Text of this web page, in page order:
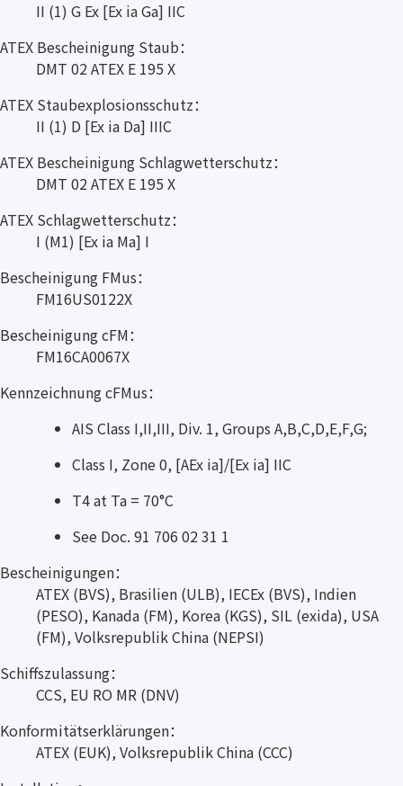
II (1) G Ex [Ex ia Ga] IIC
ATEX Bescheinigung Staub：
DMT 02 ATEX E 195 X
ATEX Staubexplosionsschutz：
II (1) D [Ex ia Da] IIIC
ATEX Bescheinigung Schlagwetterschutz：
DMT 02 ATEX E 195 X
ATEX Schlagwetterschutz：
I (M1) [Ex ia Ma] I
Bescheinigung FMus：
FM16US0122X
Bescheinigung cFM：
FM16CA0067X
Kennzeichnung cFMus：
AIS Class I,II,III, Div. 1, Groups A,B,C,D,E,F,G;
Class I, Zone 0, [AEx ia]/[Ex ia] IIC
T4 at Ta = 70°C
See Doc. 91 706 02 31 1
Bescheinigungen：
ATEX (BVS), Brasilien (ULB), IECEx (BVS), Indien
(PESO), Kanada (FM), Korea (KGS), SIL (exida), USA
(FM), Volksrepublik China (NEPSI)
Schiffszulassung：
CCS, EU RO MR (DNV)
Konformitätserklärungen：
ATEX (EUK), Volksrepublik China (CCC)